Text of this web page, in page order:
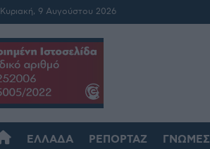
Κυριακή, 9 Αυγούστου 2026
ΕΛΛΆΔΑ ΡΕΠΟΡΤΆΖ ΓΝΏΜΕΣ